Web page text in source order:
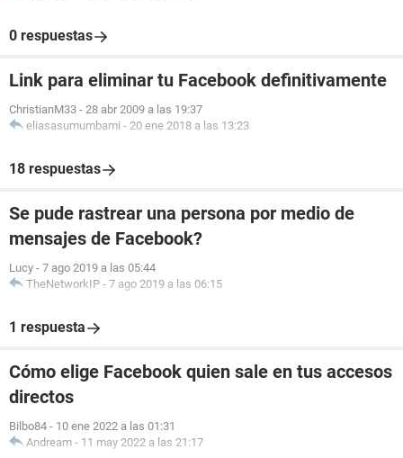
0 respuestas
Link para eliminar tu Facebook definitivamente
ChristianM33 - 28 abr 2009 a las 19:37
eliasasumumbami - 20 ene 2018 a las 13:23
18 respuestas
Se pude rastrear una persona por medio de
mensajes de Facebook?
Lucy - 7 ago 2019 a las 05:44
TheNetworkIP - 7 ago 2019 a las 06:15
1 respuesta
Cómo elige Facebook quien sale en tus accesos
directos
Bilbo84 - 10 ene 2022 a las 01:31
Andream - 11 may 2022 a las 21:17